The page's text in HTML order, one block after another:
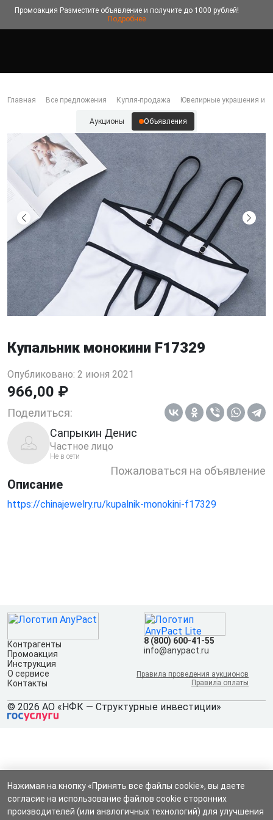
Промоакция Разместите объявление и получите до 1000 рублей!
Подробнее
Главная Все предложения Купля-продажа Ювелирные украшения и
Аукционы Объявления
Купальник монокини F17329
Опубликовано: 2 июня 2021
966,00 ₽
Поделиться:
Сапрыкин Денис
Частное лицо
Не в сети
Пожаловаться на объявление
Описание
https://chinajewelry.ru/kupalnik-monokini-f17329
Контрагенты
Промоакция
Инструкция
О сервисе
Контакты
8 (800) 600-41-55
info@anypact.ru
Правила проведения аукционов
Правила оплаты
© 2026 АО «НФК — Структурные инвестиции»
Нажимая на кнопку «Принять все файлы cookie», вы даете
согласие на использование файлов cookie сторонних
производителей (или аналогичных технологий) для улучшения